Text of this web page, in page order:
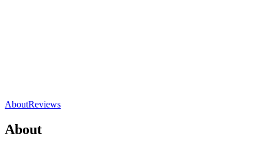
Share
AboutReviews
About